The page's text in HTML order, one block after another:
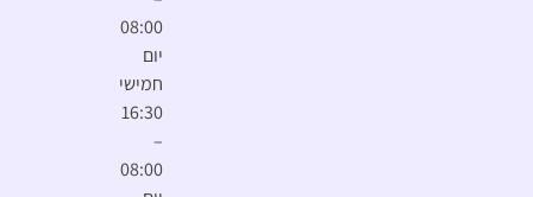
08:00
חמישי
16:30
08:00